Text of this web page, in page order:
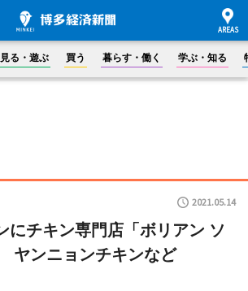
見る・遊ぶ 買う 暮らす・働く 学ぶ・知る
2021.05.14
にチキン専門店「ボリアン ソ
ヤンニョンチキンなど